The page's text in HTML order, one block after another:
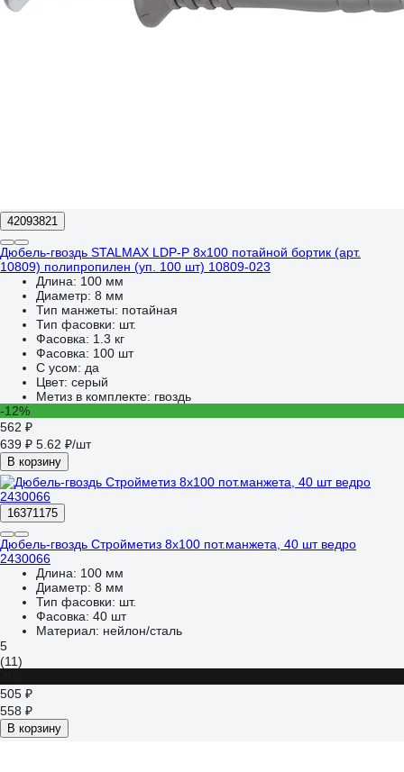
42093821
Дюбель-гвоздь STALMAX LDP-P 8х100 потайной бортик (арт.
10809) полипропилен (уп. 100 шт) 10809-023
Длина: 100 мм
Диаметр: 8 мм
Тип манжеты: потайная
Тип фасовки: шт.
Фасовка: 1.3 кг
Фасовка: 100 шт
С усом: да
Цвет: серый
Метиз в комплекте: гвоздь
-12%
562 ₽
639 ₽ 5.62 ₽/шт
В корзину
16371175
Дюбель-гвоздь Стройметиз 8х100 пот.манжета, 40 шт ведро
2430066
Длина: 100 мм
Диаметр: 8 мм
Тип фасовки: шт.
Фасовка: 40 шт
Материал: нейлон/сталь
5
(11)
505 ₽
558 ₽
В корзину